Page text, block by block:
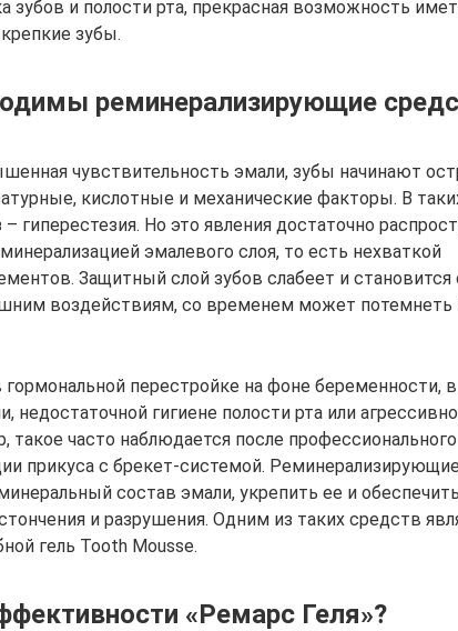
зубов и полости рта, прекрасная возможность
зубы.
реминерализирующие
чувствительность эмали, зубы начинают
кислотные и механические факторы. В
гиперестезия. Но это явления достаточно
эмалевого слоя, то есть нехваткой
Защитный слой зубов слабеет и
воздействиям, со временем может потемнеть
перестройке на фоне беременности,
недостаточной гигиене полости рта или
такое часто наблюдается после профессионального
прикуса с брекет-системой.
состав эмали, укрепить ее и обеспечить
и разрушения. Одним из таких средств
гель Tooth Mousse.
«Ремарс Геля»?